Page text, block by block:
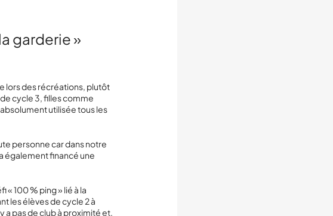
garderie »
lors des récréations, plutôt
cycle 3, filles comme
utilisée tous les
personne car dans notre
également financé une
« 100 % ping » lié à la
les élèves de cycle 2 à
a pas de club à proximité et,